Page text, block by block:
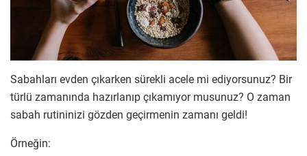
Sabahları evden çıkarken sürekli acele mi ediyorsunuz? Bir
türlü zamanında hazırlanıp çıkamıyor musunuz? O zaman
sabah rutininizi gözden geçirmenin zamanı geldi!
Örneğin: